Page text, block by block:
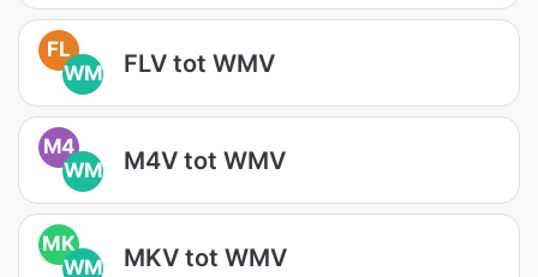
FL
WM
FLV tot WMV
M4
WM
M4V tot WMV
MK
WM
MKV tot WMV